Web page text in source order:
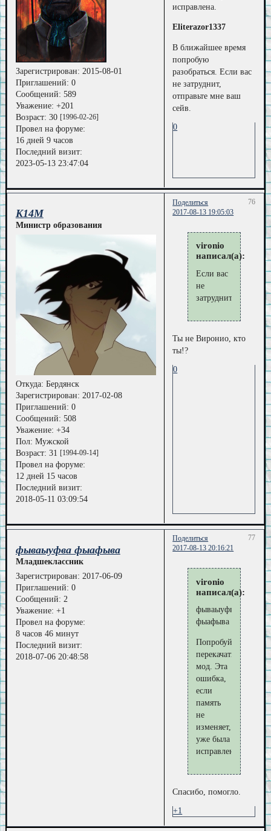
Зарегистрирован: 2015-08-01
Приглашений: 0
Сообщений: 589
Уважение: +201
Возраст: 30 [1996-02-26]
Провел на форуме:
16 дней 9 часов
Последний визит:
2023-05-13 23:47:04
исправлена.
Eliterazor1337
В ближайшее время
попробую
разобраться. Если вас
не затруднит,
отправьте мне ваш
сейв.
0
Поделиться
76
2017-08-13 19:05:03
K14M
Министр образования
Откуда: Бердянск
Зарегистрирован: 2017-02-08
Приглашений: 0
Сообщений: 508
Уважение: +34
Пол: Мужской
Возраст: 31 [1994-09-14]
Провел на форуме:
12 дней 15 часов
Последний визит:
2018-05-11 03:09:54
vironio
написал(а):
Если вас
не
затруднит
Ты не Виронио, кто
ты!?
0
Поделиться
77
2017-08-13 20:16:21
фываыуфва фыафыва
Младшеклассник
Зарегистрирован: 2017-06-09
Приглашений: 0
Сообщений: 2
Уважение: +1
Провел на форуме:
8 часов 46 минут
Последний визит:
2018-07-06 20:48:58
vironio
написал(а):
фываыуфва
фыафыва
Попробуйте
перекачать
мод. Эта
ошибка,
если
память
не
изменяет,
уже была
исправлена.
Спасибо, помогло.
+1